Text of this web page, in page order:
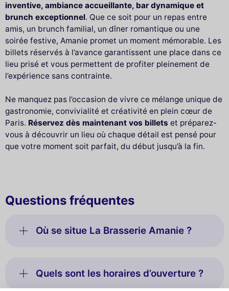
inventive, ambiance accueillante, bar dynamique et
brunch exceptionnel. Que ce soit pour un repas entre
amis, un brunch familial, un dîner romantique ou une
soirée festive, Amanie promet un moment mémorable. Les
billets réservés à l’avance garantissent une place dans ce
lieu prisé et vous permettent de profiter pleinement de
l’expérience sans contrainte.
Ne manquez pas l’occasion de vivre ce mélange unique de
gastronomie, convivialité et créativité en plein cœur de
Paris. Réservez dès maintenant vos billets et préparez-
vous à découvrir un lieu où chaque détail est pensé pour
que votre moment soit parfait, du début jusqu’à la fin.
Questions fréquentes
Où se situe La Brasserie Amanie ?
Quels sont les horaires d’ouverture ?